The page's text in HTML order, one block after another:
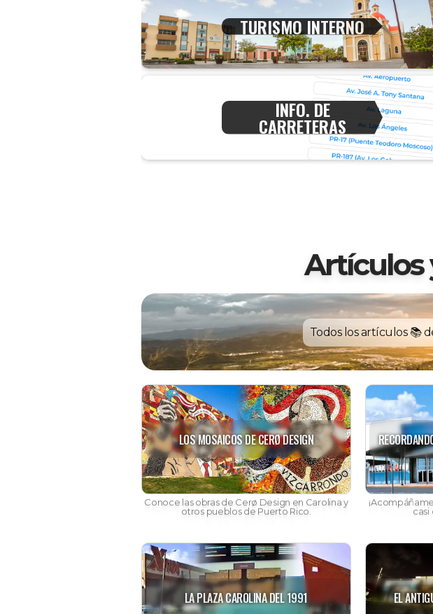
TURISMO INTERNO
INFO. DE
CARRETERAS
Artículos
Todos los artículos 📚
LOS MOSAICOS DE CERØ DESIGN
Conoce las obras de Cerø Design en Carolina y
otros pueblos de Puerto Rico.
casi
LA PLAZA CAROLINA DEL 1991 EL